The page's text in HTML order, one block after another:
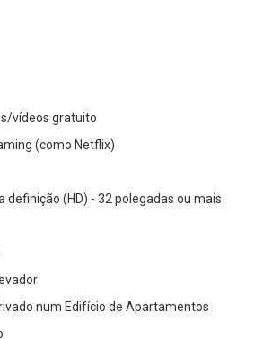
vídeos gratuito
(como Netflix)
definição (HD) - 32 polegadas ou mais
num Edifício de Apartamentos